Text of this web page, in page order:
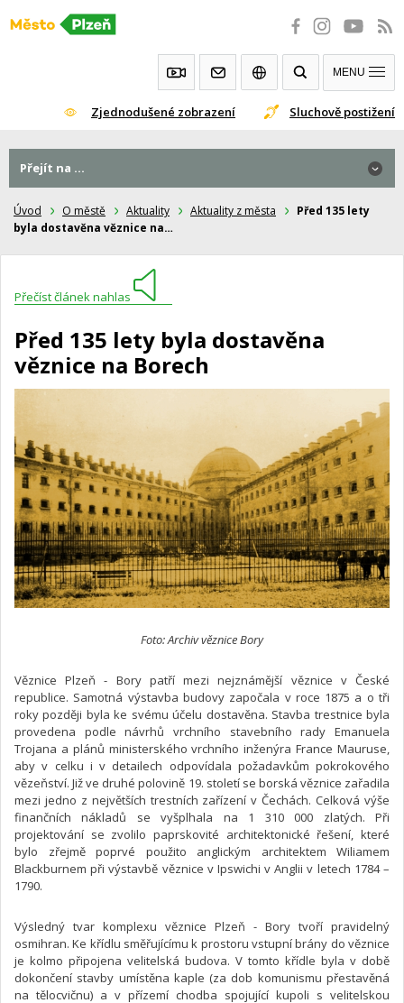
Přeskočit
Zjednodušené zobrazení Sluchově postižení
MENU
Úvod O městě Aktuality Aktuality z města
Před 135 lety
byla dostavěna věznice na…
Přečíst článek nahlas
Před 135 lety byla dostavěna
věznice na Borech
Foto: Archiv věznice Bory
Věznice Plzeň - Bory patří mezi nejznámější věznice v České
republice. Samotná výstavba budovy započala v roce 1875 a o tři
roky později byla ke svému účelu dostavěna. Stavba trestnice byla
provedena podle návrhů vrchního stavebního rady Emanuela
Trojana a plánů ministerského vrchního inženýra France Mauruse,
aby v celku i v detailech odpovídala požadavkům pokrokového
vězeňství. Již ve druhé polovině 19. století se borská věznice zařadila
mezi jedno z největších trestních zařízení v Čechách. Celková výše
finančních nákladů se vyšplhala na 1 310 000 zlatých. Při
projektování se zvolilo paprskovité architektonické řešení, které
bylo zřejmě poprvé použito anglickým architektem Wiliamem
Blackburnem při výstavbě věznice v Ipswichi v Anglii v letech 1784 –
1790.
Výsledný tvar komplexu věznice Plzeň - Bory tvoří pravidelný
osmihran. Ke křídlu směřujícímu k prostoru vstupní brány do věznice
je kolmo připojena velitelská budova. V tomto křídle byla v době
dokončení stavby umístěna kaple (za dob komunismu přestavěná
na tělocvičnu) a v přízemí chodba spojující kupoli s velitelskou
Přejít na ...